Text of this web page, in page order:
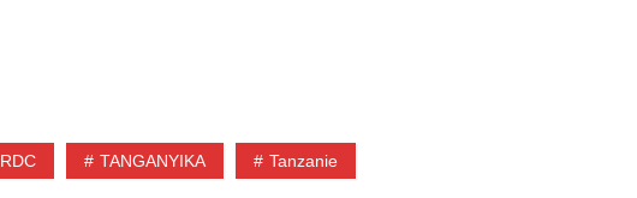
RDC TANGANYIKA Tanzanie